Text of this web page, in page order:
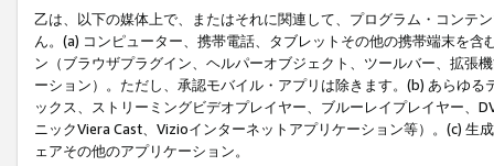
乙は、以下の媒体上で、またはそれに関連して、プログラム・コンテ
ん。(a) コンピューター、携帯電話、タブレットその他の携帯端末を
ン（ブラウザプラグイン、ヘルパーオブジェクト、ツールバー、拡張
ーション）。ただし、承認モバイル・アプリは除きます。(b) あらゆ
ックス、ストリーミングビデオプレイヤー、ブルーレイプレイヤー、
ニックViera Cast、Vizioインターネットアプリケーション等）。(c)
ェアその他のアプリケーション。